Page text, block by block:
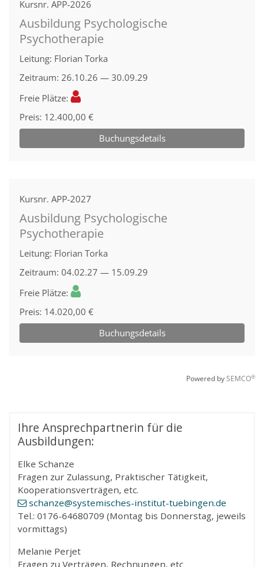
Ihre Ansprechpartnerin für die
Ausbildungen:
Elke Schanze
Fragen zur Zulassung, Praktischer Tätigkeit,
Kooperationsverträgen, etc.
schanze@systemisches-institut-tuebingen.de
Tel.: 0176-64680709 (Montag bis Donnerstag, jeweils
vormittags)
Melanie Perjet
Fragen zu Verträgen, Rechnungen, etc